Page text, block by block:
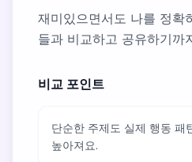
재미있으면서도 나를 정확
들과 비교하고 공유하기까
비교 포인트
단순한 주제도 실제 행동 패
높아져요.